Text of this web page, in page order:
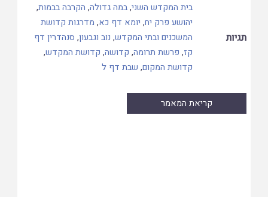
תגיות
בית המקדש השני,במה גדולה, הקרבה בבמות,
יהושע פרק יח, יומא דף כא, מדרגות קדושת
המשכנים ובתי המקדש, נוב וגבעון, סנהדרין דף
קז, פרשת תרומה, קדושה, קדושת המקדש,
קדושת המקום, שבת דף ל
קריאת המאמר